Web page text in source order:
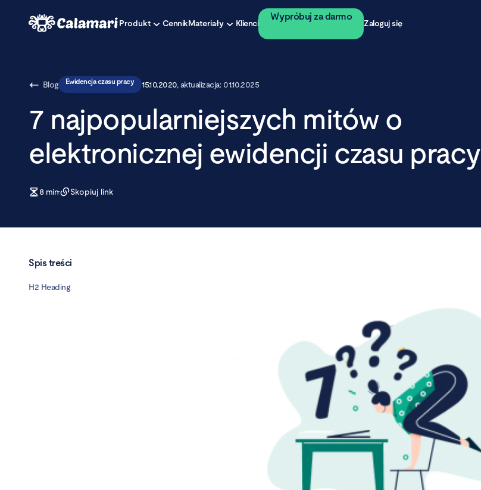
Produkt CennikMateriały Klienci
Wypróbuj za darmo
Zaloguj się
Blog Ewidencja czasu pracy 15.10.2020, aktualizacja: 01.10.2025
7 najpopularniejszych mitów o
elektronicznej ewidencji czasu pracy
8min Skopiuj link
Spis treści
H2 Heading